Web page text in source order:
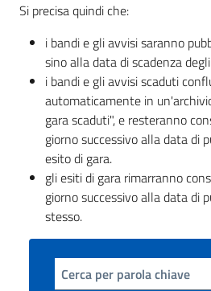
gli
argomenti...
Seguici
Si precisa quindi che:
i bandi e gli avvisi saranno
sino alla data di scadenza
i bandi e gli avvisi scaduti
automaticamente in
gara scaduti", e resteranno
giorno successivo alla data di
esito di gara.
gli esiti di gara rimarranno
giorno successivo alla data di
stesso.
Cerca per parola chiave